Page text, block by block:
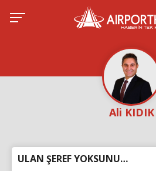
Ali KIDIK
ULAN ŞEREF YOKSUNU…